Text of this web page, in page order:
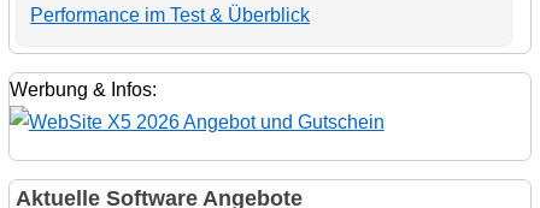
Performance im Test & Überblick
Werbung & Infos:
Aktuelle Software Angebote